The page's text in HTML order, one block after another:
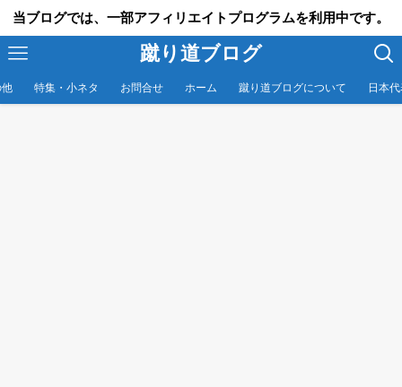
当ブログでは、一部アフィリエイトプログラムを利用中です。
蹴り道ブログ
特集・小ネタ お問合せ ホーム 蹴り道ブログについて 日本